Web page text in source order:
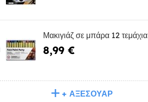
Μακιγιάζ σε μπάρα 12 τεμάχια
8,99 €
+ ΑΞΕΣΟΥΆΡ